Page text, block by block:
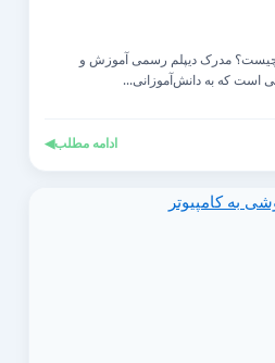
مدرک دیپلم رسمی آموزش و
که به دانش‌آموزانی...
ادامه مطلب◀